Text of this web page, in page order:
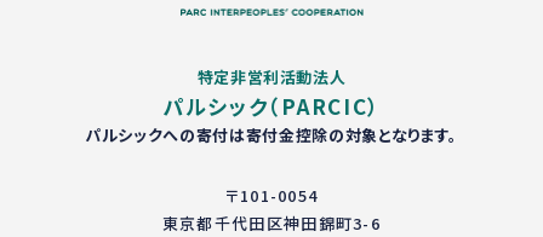
特定非営利活動法人
パルシック（PARCIC）
パルシックへの寄付は寄付金控除の対象となります。
〒101-0054
東京都千代田区神田錦町3-6